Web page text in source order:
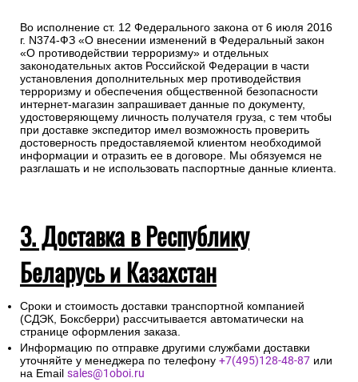
Во исполнение ст. 12 Федерального закона от 6 июля 2016
г. N374-ФЗ «О внесении изменений в Федеральный закон
«О противодействии терроризму» и отдельных
законодательных актов Российской Федерации в части
установления дополнительных мер противодействия
терроризму и обеспечения общественной безопасности
интернет-магазин запрашивает данные по документу,
удостоверяющему личность получателя груза, с тем чтобы
при доставке экспедитор имел возможность проверить
достоверность предоставляемой клиентом необходимой
информации и отразить ее в договоре. Мы обязуемся не
разглашать и не использовать паспортные данные клиента.
3. Доставка в Республику
Беларусь и Казахстан
Сроки и стоимость доставки транспортной компанией
(СДЭК, Боксберри) рассчитывается автоматически на
странице оформления заказа.
Информацию по отправке другими службами доставки
уточняйте у менеджера по телефону +7(495)128-48-87 или
на Email sales@1oboi.ru